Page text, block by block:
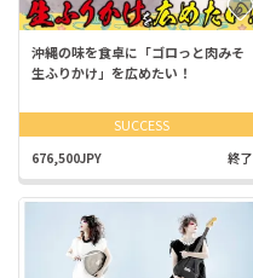
沖縄の味を食卓に「ゴロっと肉みそ
生ふりかけ」を広めたい！
SUCCESS
676,500JPY 終了